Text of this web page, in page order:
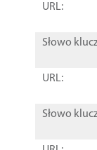
URL:
Słowo
URL:
Słowo